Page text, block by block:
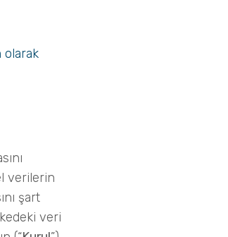
olarak
verilerin
şart
veri